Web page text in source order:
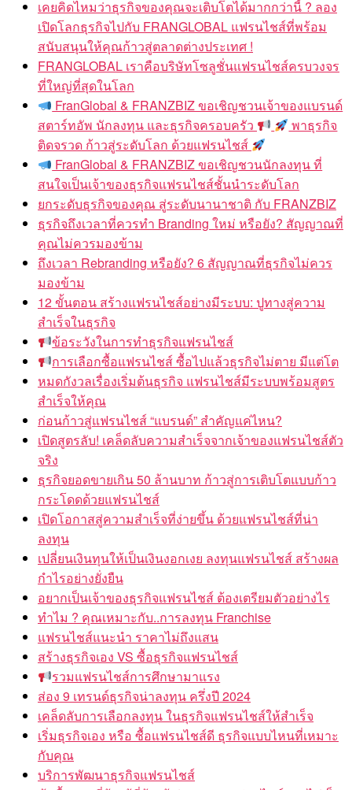
เคยคิดไหมว่าธุรกิจของคุณจะเติบโตได้มากกว่านี้ ? ลอง
เปิดโลกธุรกิจไปกับ FRANGLOBAL แฟรนไชส์ที่พร้อม
สนับสนุนให้คุณก้าวสู่ตลาดต่างประเทศ !
FRANGLOBAL เราคือบริษัทโซลูชั่นแฟรนไชส์ครบวงจร
ที่ใหญ่ที่สุดในโลก
FranGlobal & FRANZBIZ ขอเชิญชวนเจ้าของแบรนด์
สตาร์ทอัพ นักลงทุน และธุรกิจครอบครัว
พาธุรกิจ
ติดจรวด ก้าวสู่ระดับโลก ด้วยแฟรนไชส์
FranGlobal & FRANZBIZ ขอเชิญชวนนักลงทุน ที่
สนใจเป็นเจ้าของธุรกิจแฟรนไชส์ชั้นนำระดับโลก
ยกระดับธุรกิจของคุณ สู่ระดับนานาชาติ กับ FRANZBIZ
ธุรกิจถึงเวลาที่ควรทำ Branding ใหม่ หรือยัง? สัญญาณที่
คุณไม่ควรมองข้าม
ถึงเวลา Rebranding หรือยัง? 6 สัญญาณที่ธุรกิจไม่ควร
มองข้าม
12 ขั้นตอน สร้างแฟรนไชส์อย่างมีระบบ: ปูทางสู่ความ
สำเร็จในธุรกิจ
ข้อระวังในการทำธุรกิจแฟรนไชส์
การเลือกซื้อแฟรนไชส์ ซื้อไปแล้วธุรกิจไม่ตาย มีแต่โต
หมดกังวลเรื่องเริ่มต้นธุรกิจ แฟรนไชส์มีระบบพร้อมสูตร
สำเร็จให้คุณ
ก่อนก้าวสู่แฟรนไชส์ “แบรนด์” สำคัญแค่ไหน?
เปิดสูตรลับ! เคล็ดลับความสำเร็จจากเจ้าของแฟรนไชส์ตัว
จริง
ธุรกิจยอดขายเกิน 50 ล้านบาท ก้าวสู่การเติบโตแบบก้าว
กระโดดด้วยแฟรนไชส์
เปิดโอกาสสู่ความสำเร็จที่ง่ายขึ้น ด้วยแฟรนไชส์ที่น่า
ลงทุน
เปลี่ยนเงินทุนให้เป็นเงินงอกเงย ลงทุนแฟรนไชส์ สร้างผล
กำไรอย่างยั่งยืน
อยากเป็นเจ้าของธุรกิจแฟรนไชส์ ต้องเตรียมตัวอย่างไร
ทำไม ? คุณเหมาะกับ..การลงทุน Franchise
แฟรนไชส์แนะนำ ราคาไม่ถึงแสน
สร้างธุรกิจเอง VS ซื้อธุรกิจแฟรนไชส์
รวมแฟรนไชส์การศึกษามาแรง
ส่อง 9 เทรนด์ธุรกิจน่าลงทุน ครึ่งปี 2024
เคล็ดลับการเลือกลงทุน ในธุรกิจแฟรนไชส์ให้สำเร็จ
เริ่มธุรกิจเอง หรือ ซื้อแฟรนไชส์ดี ธุรกิจแบบไหนที่เหมาะ
กับคุณ
บริการพัฒนาธุรกิจแฟรนไชส์